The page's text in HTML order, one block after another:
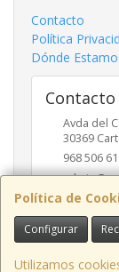
Política de
Configurar
Utilizamos
Contacto
Política
Dónde
Contacto
Avda del
30369
968 506
Horario
09:30h a